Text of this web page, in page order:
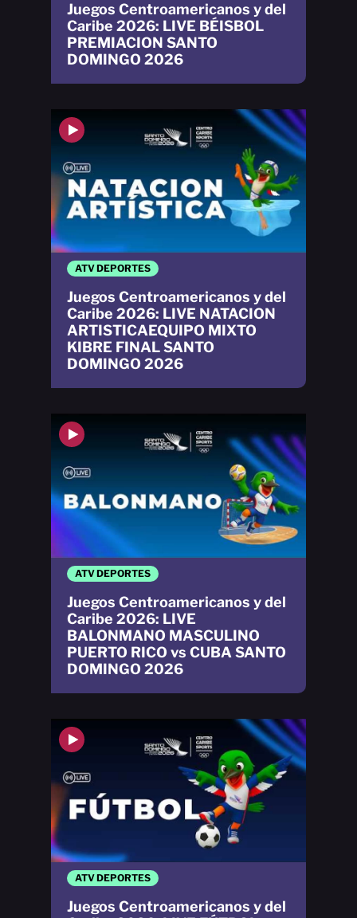
Juegos Centroamericanos y del
Caribe 2026: LIVE BÉISBOL
PREMIACION SANTO
DOMINGO 2026
ATV DEPORTES
Juegos Centroamericanos y del
ATV DEPORTES
Juegos Centroamericanos y del
Caribe 2026: LIVE
BALONMANO MASCULINO
PUERTO RICO vs CUBA SANTO
DOMINGO 2026
ATV DEPORTES
Juegos Centroamericanos y del
Caribe 2026: LIVE NATACION
ARTISTICAEQUIPO MIXTO
KIBRE FINAL SANTO
DOMINGO 2026